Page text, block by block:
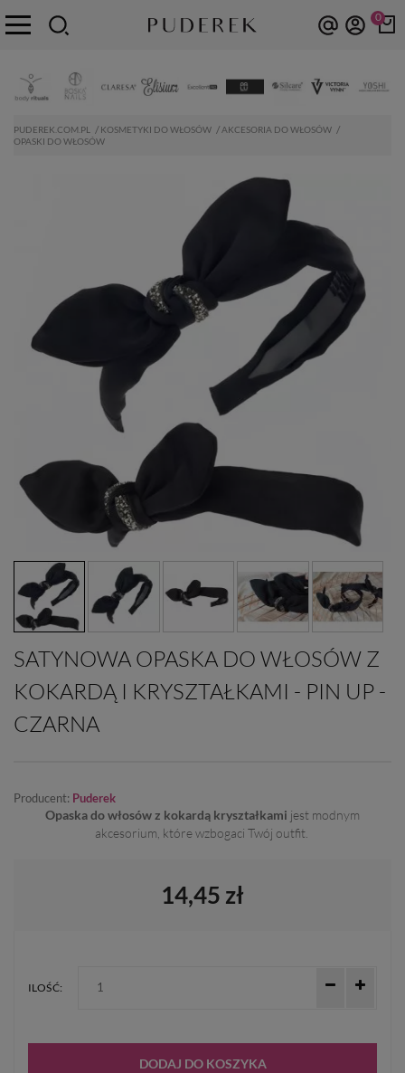
0
PUDEREK.COM.PL KOSMETYKI DO WŁOSÓW
AKCESORIA DO WŁOSÓW
OPASKI DO WŁOSÓW
SATYNOWA OPASKA DO WŁOSÓW Z
KOKARDĄ I KRYSZTAŁKAMI - PIN UP -
CZARNA
Producent: Puderek
Opaska do włosów z kokardą kryształkami jest modnym
akcesorium, które wzbogaci Twój outfit.
14,45 zł
ILOŚĆ:
DODAJ DO KOSZYKA